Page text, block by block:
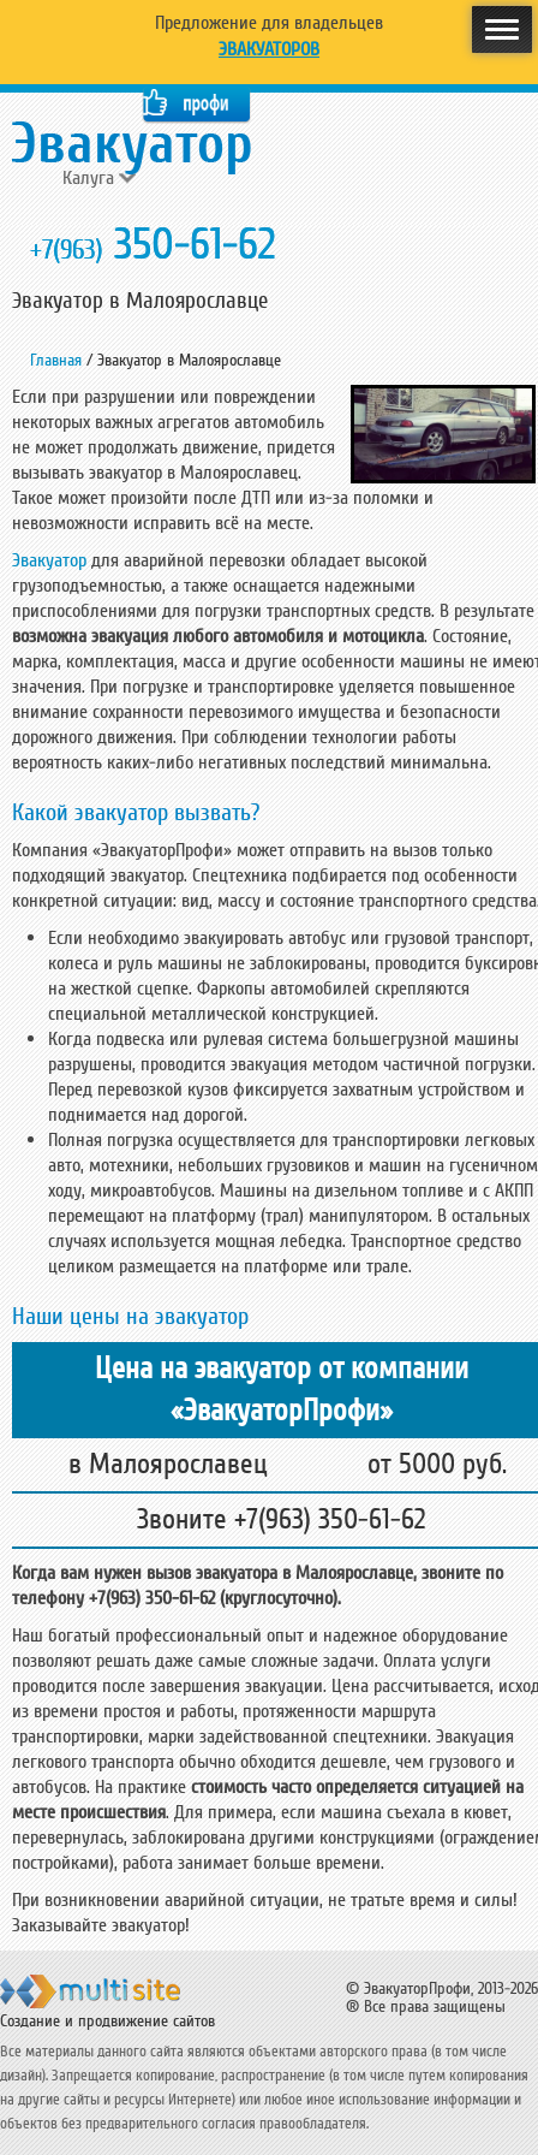
Предложение для владельцев
ЭВАКУАТОРОВ
Калуга
+7(963) 350-61-62
Эвакуатор в Малоярославце
Главная /Эвакуатор в Малоярославце
Если при разрушении или повреждении
некоторых важных агрегатов автомобиль
не может продолжать движение, придется
вызывать эвакуатор в Малоярославец.
Такое может произойти после ДТП или из-за поломки и
невозможности исправить всё на месте.
Эвакуатор для аварийной перевозки обладает высокой
грузоподъемностью, а также оснащается надежными
приспособлениями для погрузки транспортных средств. В результате
возможна эвакуация любого автомобиля и мотоцикла. Состояние,
марка, комплектация, масса и другие особенности машины не
значения. При погрузке и транспортировке уделяется повышенное
внимание сохранности перевозимого имущества и безопасности
дорожного движения. При соблюдении технологии работы
вероятность каких-либо негативных последствий минимальна.
Какой эвакуатор вызвать?
Компания «ЭвакуаторПрофи» может отправить на вызов только
подходящий эвакуатор. Спецтехника подбирается под особенности
конкретной ситуации: вид, массу и состояние транспортного
Если необходимо эвакуировать автобус или грузовой транспорт,
колеса и руль машины не заблокированы, проводится
на жесткой сцепке. Фаркопы автомобилей скрепляются
специальной металлической конструкцией.
Когда подвеска или рулевая система большегрузной машины
разрушены, проводится эвакуация методом частичной погрузки.
Перед перевозкой кузов фиксируется захватным устройством и
поднимается над дорогой.
Полная погрузка осуществляется для транспортировки легковых
авто, мотехники, небольших грузовиков и машин на гусеничном
ходу, микроавтобусов. Машины на дизельном топливе и с АКПП
перемещают на платформу (трал) манипулятором. В остальных
случаях используется мощная лебедка. Транспортное средство
целиком размещается на платформе или трале.
Наши цены на эвакуатор
Цена на эвакуатор от компании
«ЭвакуаторПрофи»
в Малоярославец
от 5000 руб.
Звоните +7(963) 350-61-62
Когда вам нужен вызов эвакуатора в Малоярославце, звоните по
телефону +7(963) 350-61-62 (круглосуточно).
Наш богатый профессиональный опыт и надежное оборудование
позволяют решать даже самые сложные задачи. Оплата услуги
проводится после завершения эвакуации. Цена рассчитывается,
из времени простоя и работы, протяженности маршрута
транспортировки, марки задействованной спецтехники. Эвакуация
легкового транспорта обычно обходится дешевле, чем грузового и
автобусов. На практике стоимость часто определяется ситуацией на
месте происшествия. Для примера, если машина съехала в кювет,
перевернулась, заблокирована другими конструкциями
постройками), работа занимает больше времени.
При возникновении аварийной ситуации, не тратьте время и силы!
Заказывайте эвакуатор!
Создание и продвижение сайтов
© ЭвакуаторПрофи, 2013-2026
® Все права защищены
Все материалы данного сайта являются объектами авторского права (в том числе
дизайн). Запрещается копирование, распространение (в том числе путем копирования
на другие сайты и ресурсы Интернете) или любое иное использование информации и
объектов без предварительного согласия правообладателя.